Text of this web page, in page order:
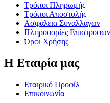
Τρόποι Πληρωμής
Τρόποι Αποστολής
Ασφάλεια Συναλλαγών
Πληροφορίες Επιστροφών
Όροι Χρήσης
Η Εταιρία μας
Εταιρικό Προφίλ
Επικοινωνία